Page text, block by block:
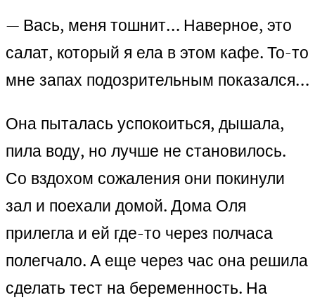
— Вась, меня тошнит… Наверное, это
салат, который я ела в этом кафе. То-то
мне запах подозрительным показался…
Она пыталась успокоиться, дышала,
пила воду, но лучше не становилось.
Со вздохом сожаления они покинули
зал и поехали домой. Дома Оля
прилегла и ей где-то через полчаса
полегчало. А еще через час она решила
сделать тест на беременность. На